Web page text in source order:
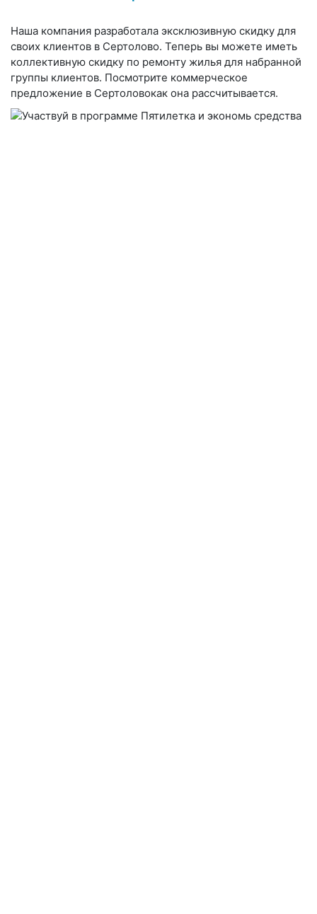
Наша компания разработала эксклюзивную скидку для
своих клиентов в Сертолово. Теперь вы можете иметь
коллективную скидку по ремонту жилья для набранной
группы клиентов. Посмотрите коммерческое
предложение в Сертоловокак она рассчитывается.